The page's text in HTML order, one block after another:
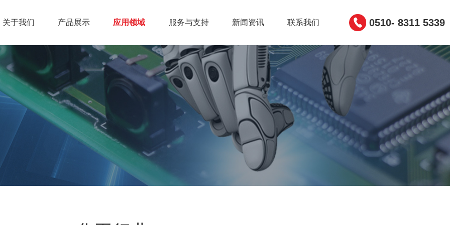
0510- 8311 5339
关于我们 产品展示 应用领域 服务与支持 新闻资讯 联系我们